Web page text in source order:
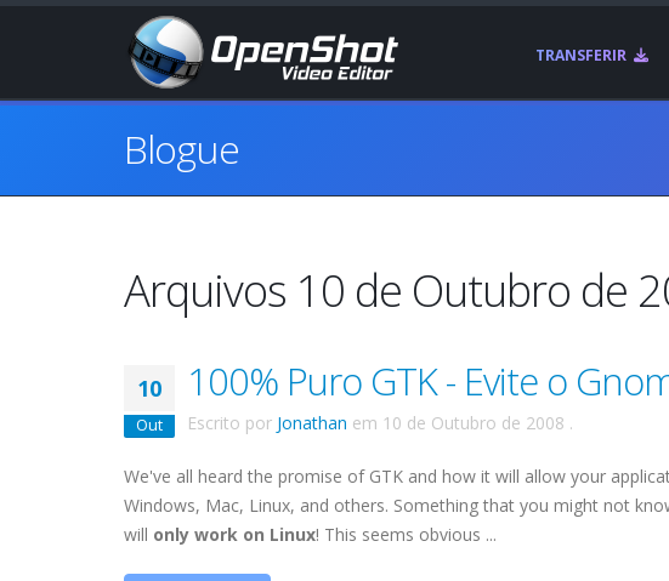
TRANSFERIR
Blogue
Arquivos 10 de Outubro de
10
Out
100% Puro GTK - Evite o
Escrito por Jonathan em 10 de Outubro de 2008 .
We've all heard the promise of GTK and how it will allow your
Windows, Mac, Linux, and others. Something that you might not
will only work on Linux! This seems obvious ...